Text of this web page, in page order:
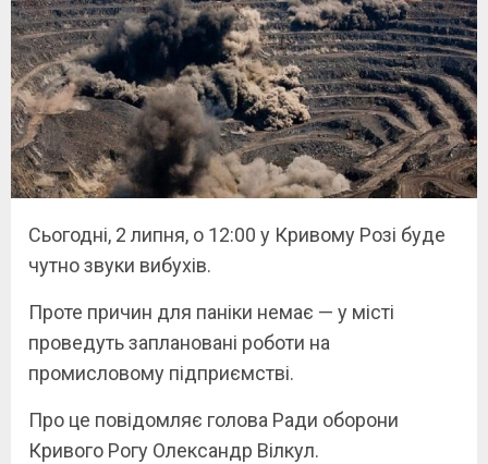
Сьогодні, 2 липня, о 12:00 у Кривому Розі буде
чутно звуки вибухів.
Проте причин для паніки немає — у місті
проведуть заплановані роботи на
промисловому підприємстві.
Про це повідомляє голова Ради оборони
Кривого Рогу Олександр Вілкул.